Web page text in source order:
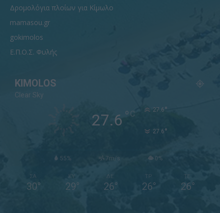
Δρομολόγια πλοίων για Κίμωλο
mamasou.gr
gokimolos
Ε.Π.Ο.Σ. Φυλής
KIMOLOS
Clear Sky
27.6 ° C 27.6°
27.6°
55% 7m/s 0%
ΣΑ
30°
ΚΥ
29°
ΔΕ
26°
ΤΡ
26°
ΤΕ
26°